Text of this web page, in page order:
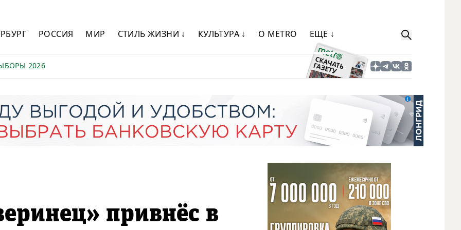
РОССИЯ МИР СТИЛЬ ЖИЗНИ ↓ КУЛЬТУРА ↓ О METRO ЕЩЕ ↓
2026
привнёс в